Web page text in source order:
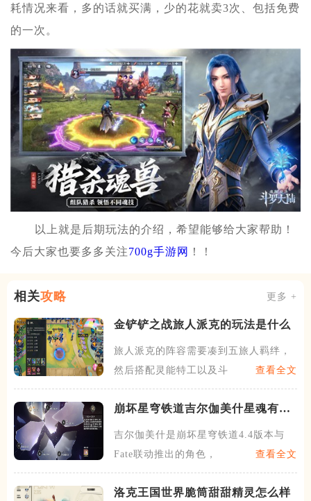
耗情况来看，多的话就买满，少的花就卖3次、包括免费
的一次。
以上就是后期玩法的介绍，希望能够给大家帮助！
今后大家也要多多关注700g手游网 ！！
相关攻略 更多 +
金铲铲之战旅人派克的玩法是什么
旅人派克的阵容需要凑到五旅人羁绊，
然后搭配灵能特工以及斗士羁
查看全文
崩坏星穹铁道吉尔伽美什星魂有什
吉尔伽美什是崩坏星穹铁道4.4版本与
Fate联动推出的角色，
查看全文
洛克王国世界脆筒甜甜精灵怎么样